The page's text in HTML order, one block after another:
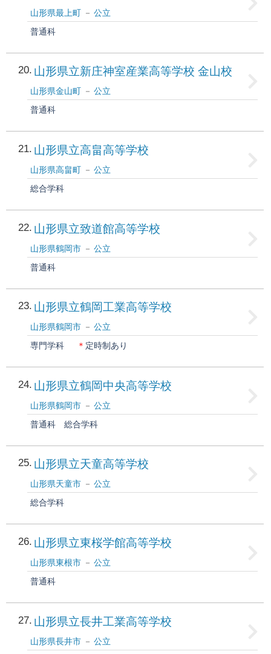
山形県最上町
公立
普通科
20 山形県立新庄神室産業高等学校 金山校
山形県金山町
公立
普通科
21 山形県立高畠高等学校
山形県高畠町
公立
総合学科
22 山形県立致道館高等学校
山形県鶴岡市
公立
普通科
23 山形県立鶴岡工業高等学校
山形県鶴岡市
公立
専門学科
＊ 定時制あり
24 山形県立鶴岡中央高等学校
山形県鶴岡市
公立
普通科
総合学科
25 山形県立天童高等学校
山形県天童市
公立
総合学科
26 山形県立東桜学館高等学校
山形県東根市
公立
普通科
27 山形県立長井工業高等学校
山形県長井市
公立